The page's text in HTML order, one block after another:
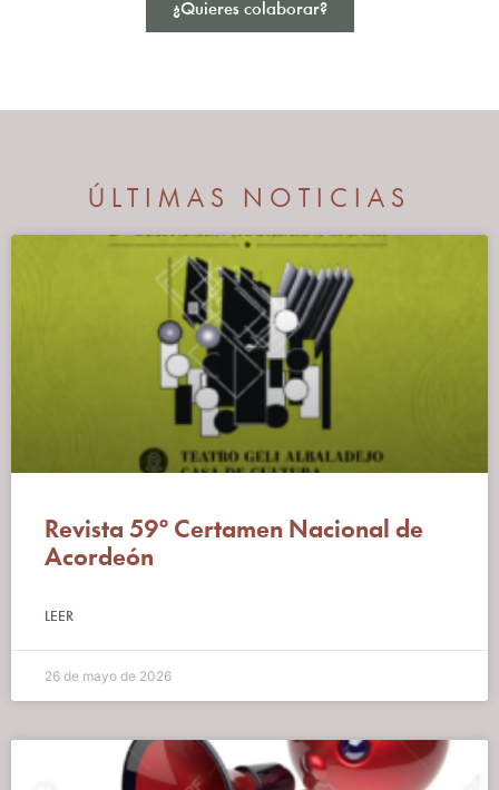
¿Quieres colaborar?
ÚLTIMAS NOTICIAS
Revista 59º Certamen Nacional de
Acordeón
LEER
26 de mayo de 2026